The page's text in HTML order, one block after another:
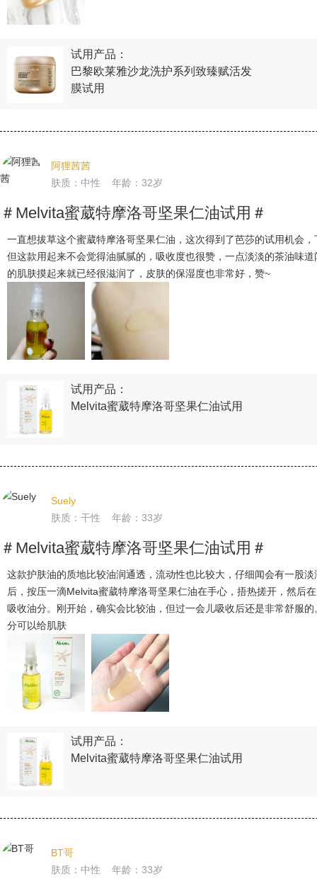
试用产品：
巴黎欧莱雅沙龙洗护系列致臻赋活发
膜试用
阿狸茜茜
肤质：中性 年龄：32岁
＃Melvita蜜葳特摩洛哥坚果仁油试用＃
一直想拔草这个蜜葳特摩洛哥坚果仁油，这次得到了芭莎的试用机会
但这款用起来不会觉得油腻腻的，吸收度也很赞，一点淡淡的茶油味
的肌肤摸起来就已经很滋润了，皮肤的保湿度也非常好，赞~
试用产品：
Melvita蜜葳特摩洛哥坚果仁油试用
Suely
肤质：干性 年龄：33岁
＃Melvita蜜葳特摩洛哥坚果仁油试用＃
这款护肤油的质地比较油润通透，流动性也比较大，仔细闻会有一股
后，按压一滴Melvita蜜葳特摩洛哥坚果仁油在手心，捂热搓开，然后
吸收油分。刚开始，确实会比较油，但过一会儿吸收后还是非常舒服
分可以给肌肤
试用产品：
Melvita蜜葳特摩洛哥坚果仁油试用
BT哥
肤质：中性 年龄：33岁